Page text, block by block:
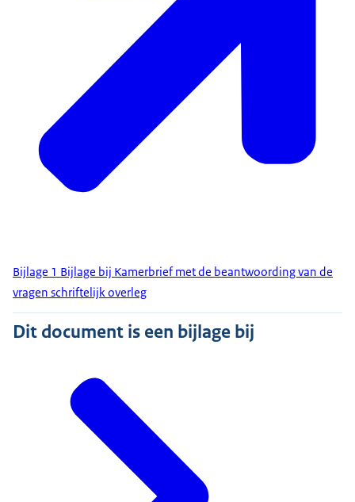
Bijlage 1 Bijlage bij Kamerbrief met de beantwoording van de
vragen schriftelijk overleg
Dit document is een bijlage bij